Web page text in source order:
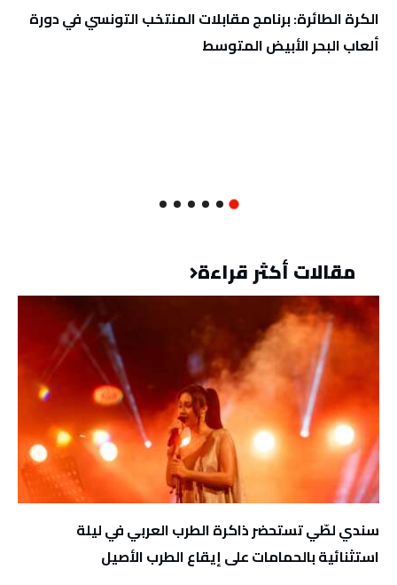
الكرة الطائرة: برنامج مقابلات المنتخب التونسي في دورة
ألعاب البحر الأبيض المتوسط
مقالات أكثر قراءة
سندي لطّي تستحضر ذاكرة الطرب العربي في ليلة
استثنائية بالحمامات على إيقاع الطرب الأصيل